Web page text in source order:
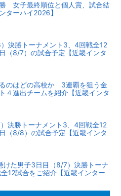
女子最終順位と個人賞、試合結
ターハイ2026】
決勝トーナメント3、4回戦全12
（8/7）の試合予定【近畿インタ
のはどの高校か 3連覇を狙う金
４進出チームを紹介【近畿インタ
決勝トーナメント3、4回戦全12
（8/8）の試合予定【近畿インタ
けた男子3日目（8/7）決勝トーナ
12試合をご紹介【近畿インター